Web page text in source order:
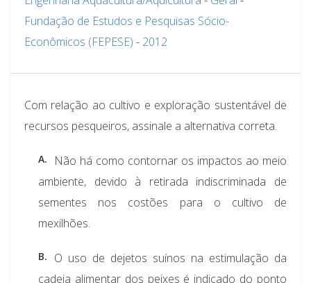
Fundação de Estudos e Pesquisas Sócio-
Econômicos (FEPESE) - 2012
Com relação ao cultivo e exploração sustentável de
recursos pesqueiros, assinale a alternativa correta.
A.
Não há como contornar os impactos ao meio
ambiente, devido à retirada indiscriminada de
sementes nos costões para o cultivo de
mexilhões.
B.
O uso de dejetos suínos na estimulação da
cadeia alimentar dos peixes é indicado do ponto